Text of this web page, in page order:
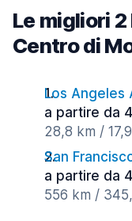
Le migliori
Centro di
Los Angeles
a partire da
28,8 km /
San
a partire da
556 km /